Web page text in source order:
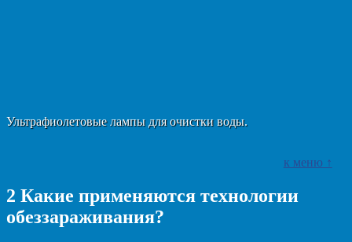
Ультрафиолетовые лампы для очистки воды.
к меню ↑
2 Какие применяются технологии
обеззараживания?